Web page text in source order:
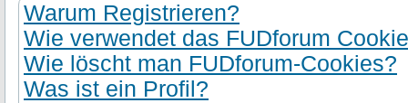
Warum Registrieren?
Wie verwendet das FUDforum
Wie löscht man FUDforum-Cookies?
Was ist ein Profil?